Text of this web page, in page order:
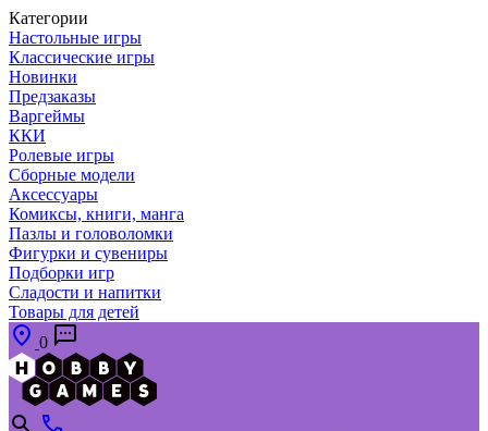
Категории
Настольные игры
Классические игры
Новинки
Предзаказы
Варгеймы
ККИ
Ролевые игры
Сборные модели
Аксессуары
Комиксы, книги, манга
Пазлы и головоломки
Фигурки и сувениры
Подборки игр
Сладости и напитки
Товары для детей
0